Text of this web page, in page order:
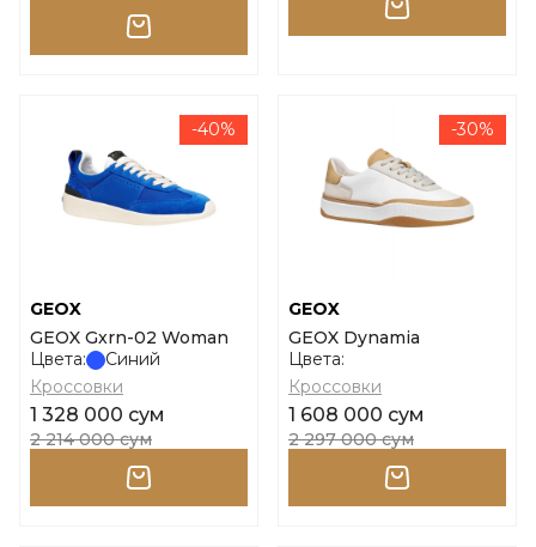
-40%
GEOX
GEOX Gxrn-02 Woman
Цвета:
Синий
Кроссовки
1 328 000 сум
2 214 000 сум
-30%
GEOX
GEOX Dynamia
Цвета:
Кроссовки
1 608 000 сум
2 297 000 сум